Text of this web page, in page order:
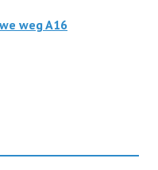
weg A16